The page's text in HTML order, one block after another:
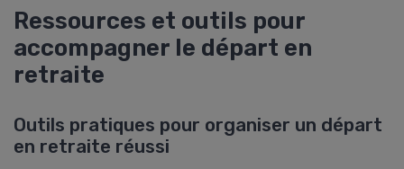
Ressources et outils pour
accompagner le départ en
retraite
Outils pratiques pour organiser un départ
en retraite réussi